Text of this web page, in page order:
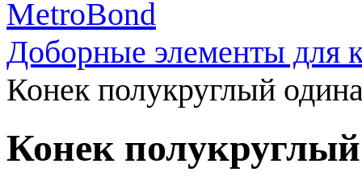
MetroBond
Доборные элементы для
Конек полукруглый
Конек